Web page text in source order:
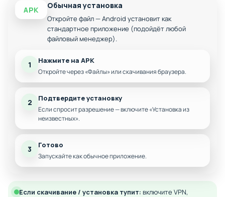
APK Обычная установка
Откройте файл — Android установит как
стандартное приложение (подойдёт любой
файловый менеджер).
1 Нажмите на APK
Откройте через «Файлы» или скачивания браузера.
2 Подтвердите установку
Если спросит разрешение — включите «Установка из
неизвестных».
3 Готово
Запускайте как обычное приложение.
Если скачивание / установка тупит: включите VPN,